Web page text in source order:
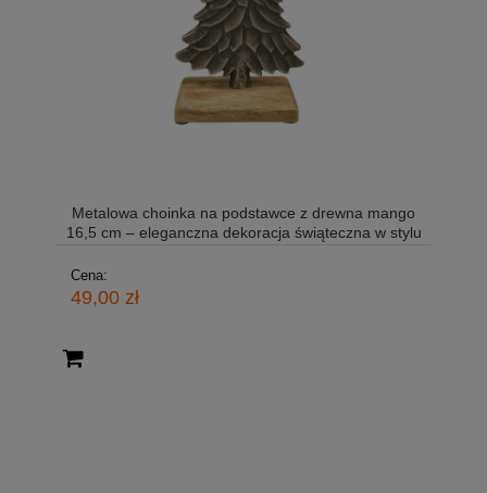
Metalowa choinka na podstawce z drewna mango
16,5 cm – eleganczna dekoracja świąteczna w stylu
Cena:
49,00 zł